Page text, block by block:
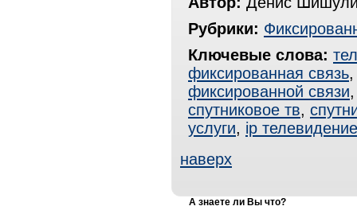
Рубрики:
Ключевые слова:
фиксированная связь
фиксированной связи
спутниковое тв,
услуги, ip телевидение
наверх
А знаете ли Вы что?